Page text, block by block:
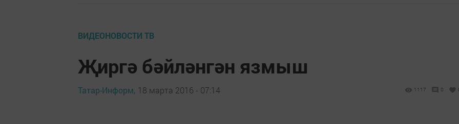
ВИДЕОНОВОСТИ ТВ
Җиргә бәйләнгән язмыш
Татар-Информ, 18 марта 2016 - 07:14 1117 0